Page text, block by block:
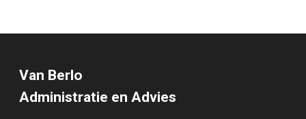
Van Berlo
Administratie en Advies